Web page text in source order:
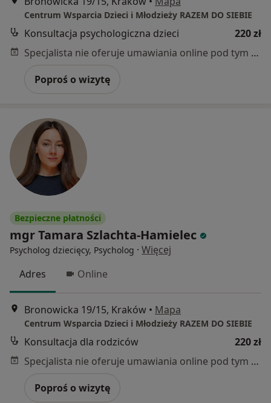
Centrum Wsparcia Dzieci i Młodzieży RAZEM DO SIEBIE
Konsultacja psychologiczna dzieci
220 zł
Specjalista nie oferuje umawiania online pod tym adresem.
Poproś o wizytę
Bezpieczne płatności
mgr Tamara Szlachta-Hamielec
Psycholog dziecięcy, Psycholog · Więcej
Adres
Online
Bronowicka 19/15, Kraków • Mapa
Centrum Wsparcia Dzieci i Młodzieży RAZEM DO SIEBIE
Konsultacja dla rodziców
220 zł
Specjalista nie oferuje umawiania online pod tym adresem.
Poproś o wizytę